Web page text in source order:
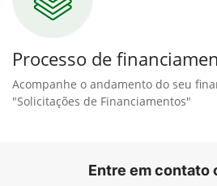
Processo de
Acompanhe o andamento do seu
"Solicitações de Financiamentos"
Entre em contato